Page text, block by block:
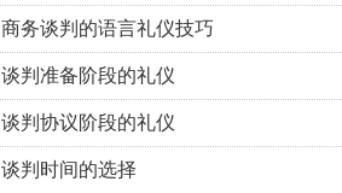
商务谈判的语言礼仪技巧
谈判准备阶段的礼仪
谈判协议阶段的礼仪
谈判时间的选择